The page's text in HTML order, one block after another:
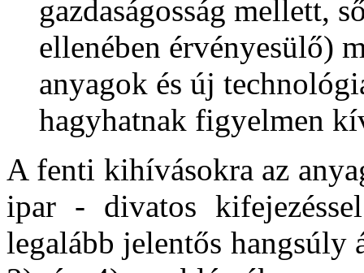
gazdaságosság mellett,
ellenében érvényesülő)
anyagok és új
hagyhatnak figyelmen
A fenti kihívásokra az
ipar - divatos
legalább jelentős hangsúly